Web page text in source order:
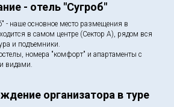
- отель "Сугроб"
- наше основное место размещения в
в самом центре (Сектор А), рядом вся
и подъемники.
номера "комфорт" и апартаменты с
видами.
организатора в туре